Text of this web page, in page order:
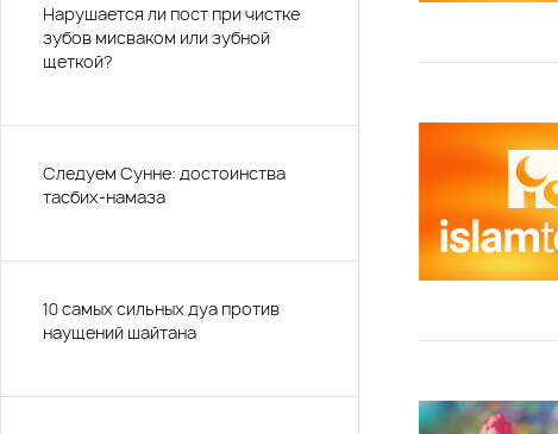
Нарушается ли пост при чистке
зубов мисваком или зубной
щеткой?
Следуем Сунне: достоинства
тасбих-намаза
10 самых сильных дуа против
наущений шайтана